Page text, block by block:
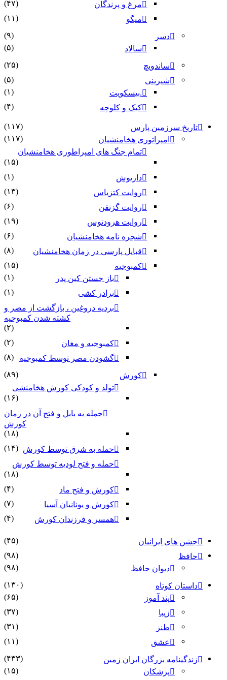
مرغ و پرندگان
(۴۷)
میگو
(۱۱)
دسر
(۹)
سالاد
(۵)
ساندویچ
(۲۵)
شیرینی
(۵)
.بیسکویت
(۱)
کیک و کلوچه
(۴)
تاریخ سرزمین پارس
(۱۱۷)
امپراتوری هخامنشیان
(۱۱۷)
تمام جنگ های امپراطوری هخامنشیان
(۱۵)
داریوش
(۱)
روایت کتزیاس
(۱۳)
روایت گزنفن
(۶)
روایت هرودتوس
(۱۹)
شجره نامه هخامنشیان
(۶)
قبایل پارسی در زمان هخامنشیان
(۸)
کمبوجیه
(۱۵)
باز جستن کین پدر
(۱)
برادر کشی
(۱)
بردیه دروغین ، بازگشت از مصر و
کشته شدن کمبوجیه
(۲)
کمبوجیه و مغان
(۲)
گشودن مصر توسط کمبوجیه
(۸)
کورش
(۸۹)
تولد و کودکی کورش هخامنشی
(۱۶)
حمله به بابل و فتح آن در زمان
کورش
(۱۸)
حمله به شرق توسط کورش (۱۴)
حمله و فتح لودیه توسط کورش
(۱۸)
کورش و فتح ماد
(۴)
کورش و یونانیان آسیا
(۷)
همسر و فرزندان کورش
(۴)
جشن های ایرانیان
(۴۵)
حافظ
(۹۸)
دیوان حافظ
(۹۸)
داستان کوتاه
(۱۳۰)
پند آموز
(۶۵)
زیبا
(۳۷)
طنز
(۳۱)
عشق
(۱۱)
زندگینامه بزرگان ایران زمین
(۴۳۳)
پزشکان
(۱۵)